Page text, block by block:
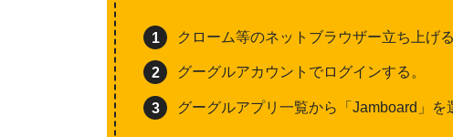
クローム等のネットブラウザー立ち上げる
グーグルアカウントでログインする。
グーグルアプリ一覧から「Jamboard」を